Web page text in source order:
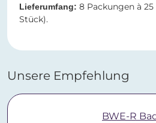
Lieferumfang: 8 Packungen à
Stück).
Unsere Empfehlung
BWE-R